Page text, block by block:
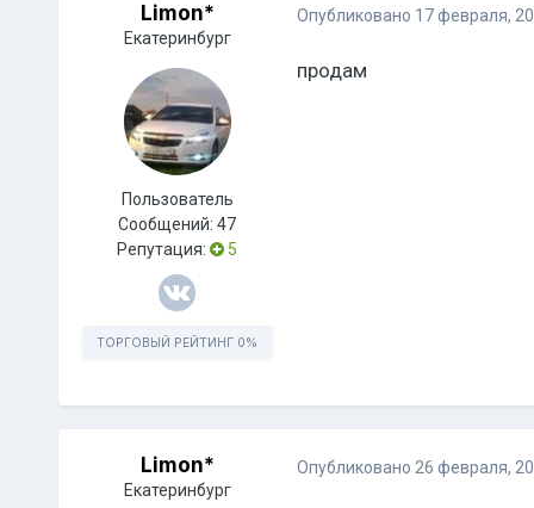
Limon*
Екатеринбург
Пользователь
Сообщений:47
Репутация:
5
ТОРГОВЫЙ РЕЙТИНГ 0%
Опубликовано 17 февраля,
продам
Limon*
Екатеринбург
Опубликовано 26 февраля,